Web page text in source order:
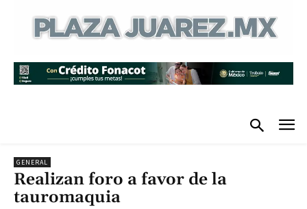
GENERAL
Realizan foro a favor de la
tauromaquia